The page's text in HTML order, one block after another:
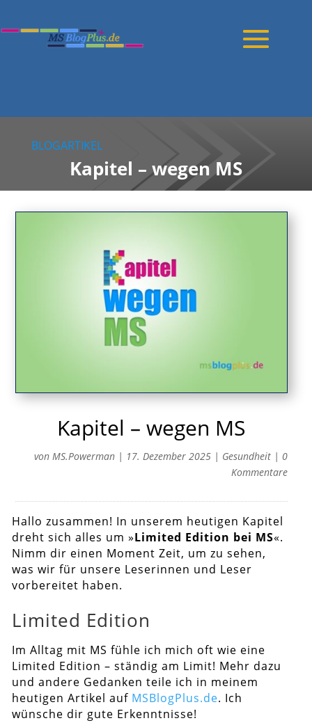
BLOGARTIKEL
Kapitel – wegen MS
Kapitel – wegen MS
von MS.Powerman| 17. Dezember 2025| Gesundheit| 0
Kommentare
Hallo zusammen! In unserem heutigen Kapitel
dreht sich alles um »Limited Edition bei MS«.
Nimm dir einen Moment Zeit, um zu sehen,
was wir für unsere Leserinnen und Leser
vorbereitet haben.
Limited Edition
Im Alltag mit MS fühle ich mich oft wie eine
Limited Edition – ständig am Limit! Mehr dazu
und andere Gedanken teile ich in meinem
heutigen Artikel auf MSBlogPlus.de. Ich
wünsche dir gute Erkenntnisse!